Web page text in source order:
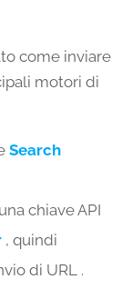
come inviare
motori di
Search
chiave API
, quindi
di URL .